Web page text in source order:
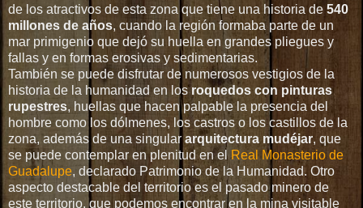
de los atractivos de esta zona que tiene una historia de540
millones de años, cuando la región formaba parte de un
mar primigenio que dejó su huella en grandes pliegues y
fallas y en formas erosivas y sedimentarias.
También se puede disfrutar de numerosos vestigios de la
historia de la humanidad en losroquedos con pinturas
rupestres, huellas que hacen palpable la presencia del
hombre como los dólmenes, los castros o los castillos de la
zona, además de una singular arquitectura mudéjar, que
se puede contemplar en plenitud en elReal Monasterio de
Guadalupe, declarado Patrimonio de la Humanidad. Otro
aspecto destacable del territorio es el pasado minero de
este territorio, que podemos encontrar en la mina visitable